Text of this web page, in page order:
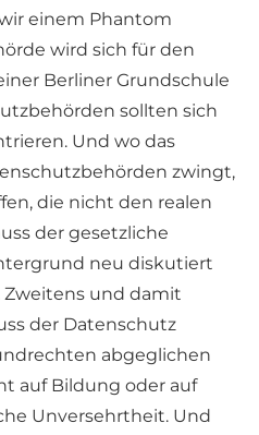
einem Phantom
wird sich für den
Berliner Grundschule
sollten sich
Und wo das
zwingt,
die nicht den realen
der gesetzliche
neu diskutiert
Zweitens und damit
der Datenschutz
abgeglichen
auf Bildung oder auf
Unversehrtheit. Und